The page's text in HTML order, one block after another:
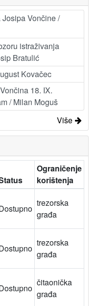
Vončine /
istraživanja
Bratulić
Kovačec
18. IX.
/ Milan Moguš
Više
Ograničenje
korištenja
trezorska
građa
trezorska
građa
čitaonička
građa